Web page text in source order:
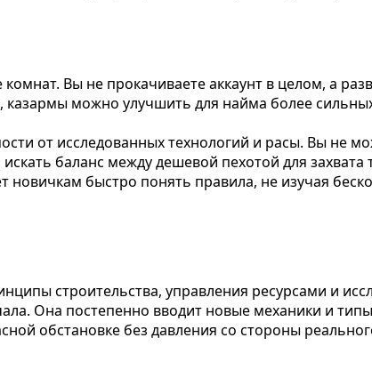
Вы не прокачиваете аккаунт в целом, а
казармы можно улучшить для найма более
от исследованных технологий и расы. Вы не
баланс между дешевой пехотой для
новичкам быстро понять правила, не изучая
строительства, управления ресурсами и
Она постепенно вводит новые механики и
обстановке без давления со стороны